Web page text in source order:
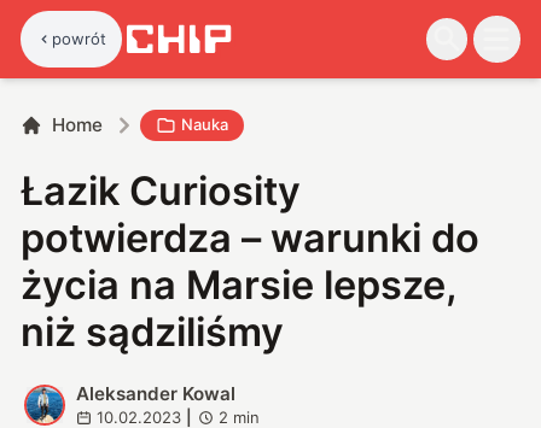
powrót
Home Nauka
Łazik Curiosity
potwierdza – warunki do
życia na Marsie lepsze,
niż sądziliśmy
A
Aleksander Kowal
10.02.2023 2 min